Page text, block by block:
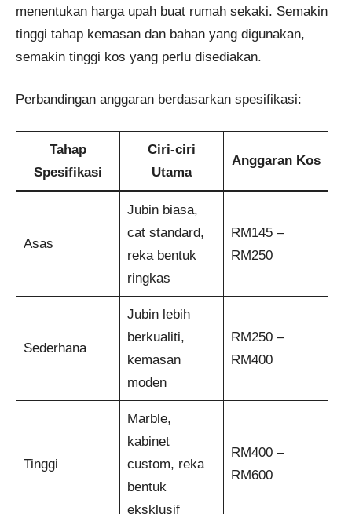
menentukan harga upah buat rumah sekaki. Semakin
tinggi tahap kemasan dan bahan yang digunakan,
semakin tinggi kos yang perlu disediakan.
Perbandingan anggaran berdasarkan spesifikasi:
Tahap
Spesifikasi
Ciri-ciri
Utama
Anggaran Kos
Asas
Jubin biasa,
cat standard,
reka bentuk
ringkas
RM145 –
RM250
Sederhana
Jubin lebih
berkualiti,
kemasan
moden
RM250 –
RM400
Tinggi
Marble,
kabinet
custom, reka
bentuk
eksklusif
RM400 –
RM600